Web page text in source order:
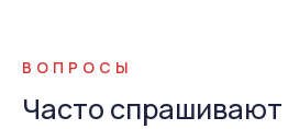
ВОПРОСЫ
Часто спрашивают